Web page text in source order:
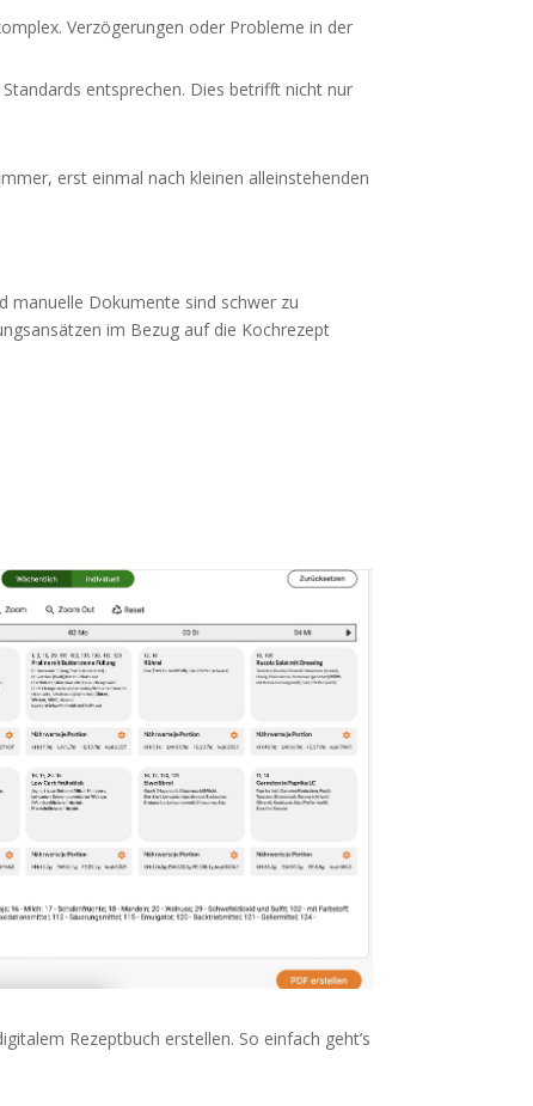
Verzögerungen oder Probleme in der
entsprechen. Dies betrifft nicht nur
erst einmal nach kleinen alleinstehenden
manuelle Dokumente sind schwer zu
im Bezug auf die Kochrezept
Rezeptbuch erstellen. So einfach geht’s